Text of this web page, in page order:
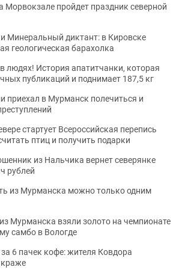
Морвокзале пройдет праздник северной
Минеральный диктант: в Кировске
геологическая барахолка
людях! История апатитчанки, которая
публикаций и поднимает 187,5 кг
приехал в Мурманск полечиться и
стартует Всероссийская перепись
птиц и получить подарки
из Нальчика вернет северянке
рублей
из Мурманска можно только одним
Мурманска взяли золото на чемпионате
самбо в Вологде
6 пачек кофе: жителя Ковдора